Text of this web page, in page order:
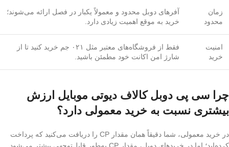
زمان
محدود
آفرهای دوبل محدود و معمولاً یکبار در فصل ارائه می‌شوند؛
خرید به موقع اهمیت زیادی دارد.
امنیت
خرید
فقط از فروشگاه‌های معتبر مثل ۰۲۱ جم خرید کنید تا از
شارژ امن اکانت خود مطمئن باشید.
چرا سی پی دوبل کالاف دیوتی موبایل ارزش
بیشتری نسبت به خرید معمولی دارد؟
در خرید معمولی، شما دقیقاً همان مقدار CP را دریافت می‌کنید که پرداخت
کرده‌اید؛ اما در خریدهای دوبل، مقدار CP به‌طور قابل‌توجهی بیشتر می‌شود.